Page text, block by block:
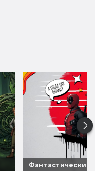
Фантастические